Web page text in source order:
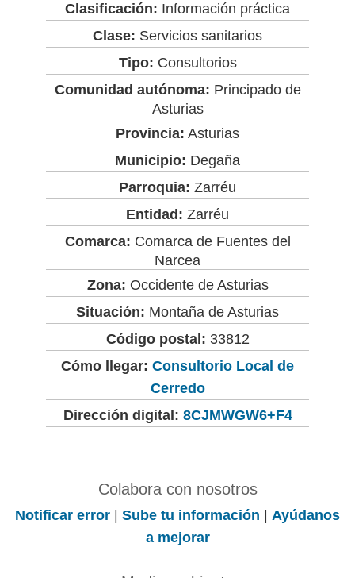
Clasificación: Información práctica
Clase: Servicios sanitarios
Tipo: Consultorios
Comunidad autónoma: Principado de
Asturias
Provincia: Asturias
Municipio: Degaña
Parroquia: Zarréu
Entidad: Zarréu
Comarca: Comarca de Fuentes del
Narcea
Zona: Occidente de Asturias
Situación: Montaña de Asturias
Código postal: 33812
Cómo llegar: Consultorio Local de
Cerredo
Dirección digital: 8CJMWGW6+F4
Colabora con nosotros
Notificar error | Sube tu información | Ayúdanos
a mejorar